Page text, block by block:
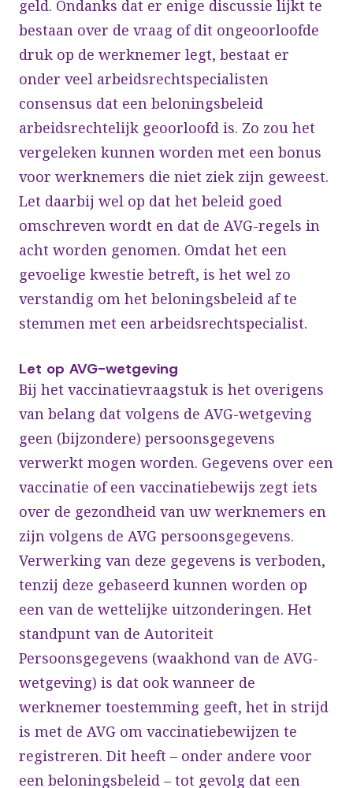
geld. Ondanks dat er enige discussie lijkt te
bestaan over de vraag of dit ongeoorloofde
druk op de werknemer legt, bestaat er
onder veel arbeidsrechtspecialisten
consensus dat een beloningsbeleid
arbeidsrechtelijk geoorloofd is. Zo zou het
vergeleken kunnen worden met een bonus
voor werknemers die niet ziek zijn geweest.
Let daarbij wel op dat het beleid goed
omschreven wordt en dat de AVG-regels in
acht worden genomen. Omdat het een
gevoelige kwestie betreft, is het wel zo
verstandig om het beloningsbeleid af te
stemmen met een arbeidsrechtspecialist.
Let op AVG-wetgeving
Bij het vaccinatievraagstuk is het overigens
van belang dat volgens de AVG-wetgeving
geen (bijzondere) persoonsgegevens
verwerkt mogen worden. Gegevens over een
vaccinatie of een vaccinatiebewijs zegt iets
over de gezondheid van uw werknemers en
zijn volgens de AVG persoonsgegevens.
Verwerking van deze gegevens is verboden,
tenzij deze gebaseerd kunnen worden op
een van de wettelijke uitzonderingen. Het
standpunt van de Autoriteit
Persoonsgegevens (waakhond van de AVG-
wetgeving) is dat ook wanneer de
werknemer toestemming geeft, het in strijd
is met de AVG om vaccinatiebewijzen te
registreren. Dit heeft – onder andere voor
een beloningsbeleid – tot gevolg dat een